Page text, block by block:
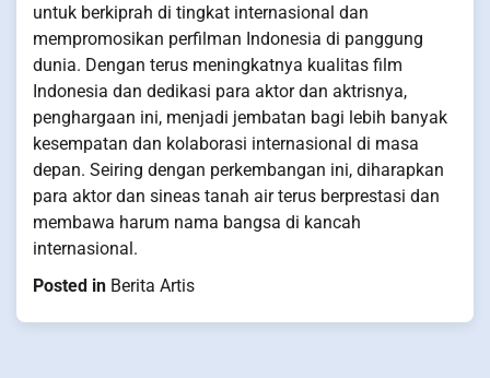
untuk berkiprah di tingkat internasional dan
mempromosikan perfilman Indonesia di panggung
dunia. Dengan terus meningkatnya kualitas film
Indonesia dan dedikasi para aktor dan aktrisnya,
penghargaan ini, menjadi jembatan bagi lebih banyak
kesempatan dan kolaborasi internasional di masa
depan. Seiring dengan perkembangan ini, diharapkan
para aktor dan sineas tanah air terus berprestasi dan
membawa harum nama bangsa di kancah
internasional.
Posted in Berita Artis